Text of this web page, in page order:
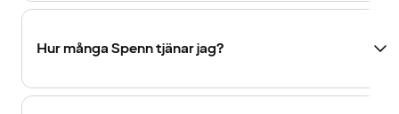
Hur många Spenn tjänar jag?